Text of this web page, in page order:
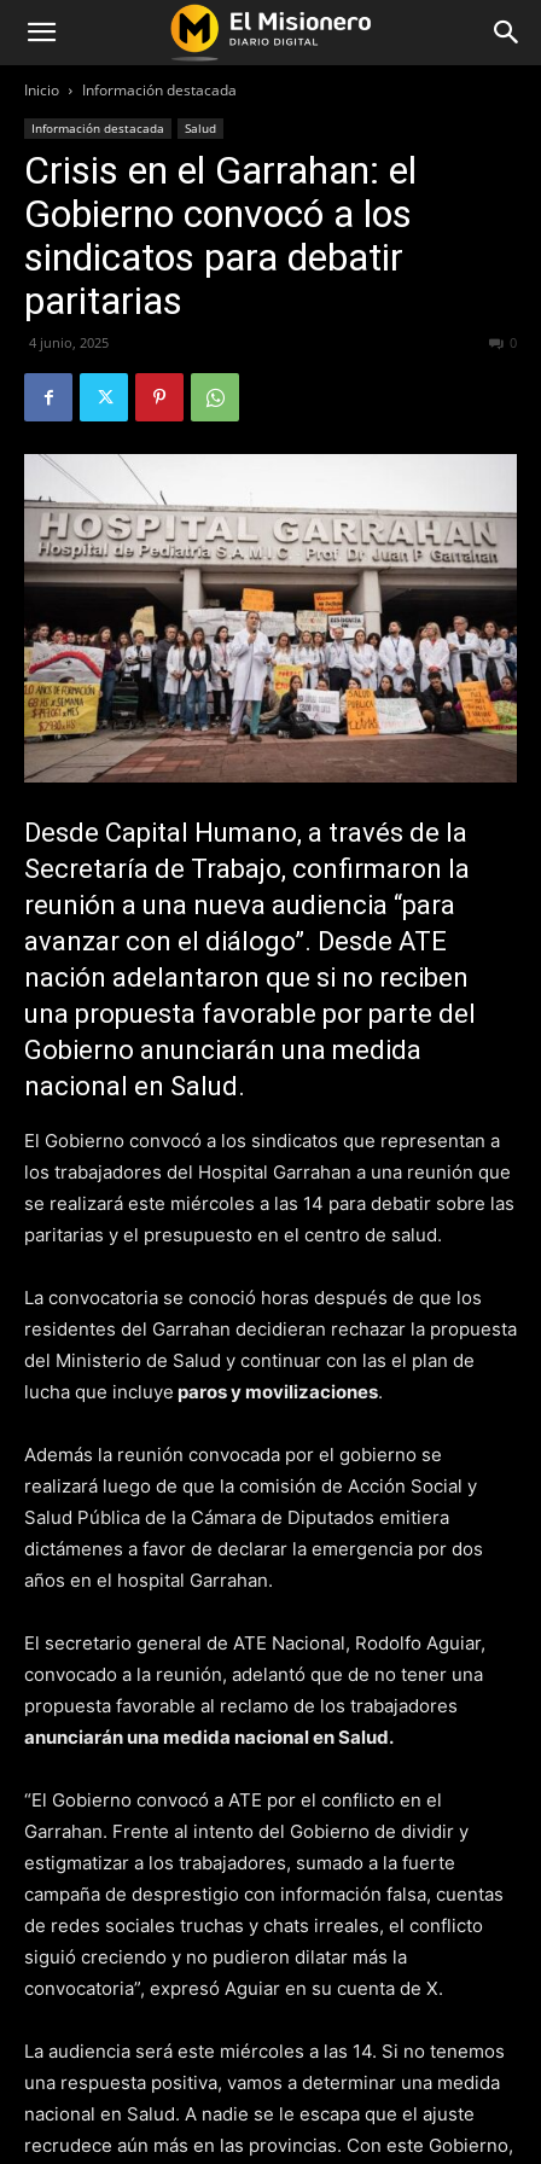
Inicio Información destacada
Información destacada Salud
Crisis en el Garrahan: el
Gobierno convocó a los
sindicatos para debatir
paritarias
4 junio, 2025 0
Desde Capital Humano, a través de la
Secretaría de Trabajo, confirmaron la
reunión a una nueva audiencia “para
avanzar con el diálogo”. Desde ATE
nación adelantaron que si no reciben
una propuesta favorable por parte del
Gobierno anunciarán una medida
nacional en Salud.
El Gobierno convocó a los sindicatos que representan a
los trabajadores del Hospital Garrahan a una reunión que
se realizará este miércoles a las 14 para debatir sobre las
paritarias y el presupuesto en el centro de salud.
La convocatoria se conoció horas después de que los
residentes del Garrahan decidieran rechazar la propuesta
del Ministerio de Salud y continuar con las el plan de
lucha que incluye paros y movilizaciones.
Además la reunión convocada por el gobierno se
realizará luego de que la comisión de Acción Social y
Salud Pública de la Cámara de Diputados emitiera
dictámenes a favor de declarar la emergencia por dos
años en el hospital Garrahan.
El secretario general de ATE Nacional, Rodolfo Aguiar,
convocado a la reunión, adelantó que de no tener una
propuesta favorable al reclamo de los trabajadores
anunciarán una medida nacional en Salud.
“El Gobierno convocó a ATE por el conflicto en el
Garrahan. Frente al intento del Gobierno de dividir y
estigmatizar a los trabajadores, sumado a la fuerte
campaña de desprestigio con información falsa, cuentas
de redes sociales truchas y chats irreales, el conflicto
siguió creciendo y no pudieron dilatar más la
convocatoria”, expresó Aguiar en su cuenta de X.
La audiencia será este miércoles a las 14. Si no tenemos
una respuesta positiva, vamos a determinar una medida
nacional en Salud. A nadie se le escapa que el ajuste
recrudece aún más en las provincias. Con este Gobierno,